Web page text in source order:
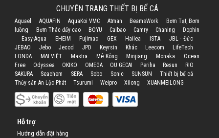
CHUYÊN TRANG THIẾT BỊ BỂ CÁ
Aquael AQUAFIN AquaKoi VMC Atman BeamsWork
Bơm Tạt, Bơm
luồng
Bơm Thác đẩy cao BOYU Caibao Camry Chaning
Dophin
Easy-Aqua
EHEIM Fujimac GEX Hailea ISTA
JBL - Đức
JEBAO
Jebo Jecod JPD Keyrsin Khác Leecom
LifeTech
LONDA
MAI VIỆT Mastra Mê Kông Minjiang Monaka
Ocean
Free
Odyssea OKIKO OMEGA OU GECAI Periha Resun
RIO
SAKURA
Seachem SERA Sobo Sonic SUNSUN
Thiết bị bể cá
Thủy sản An Lộc Phát
Tsurumi Weipro Xilong XUANMEILONG
Hỗ trợ
Hướng dẫn đặt hàng